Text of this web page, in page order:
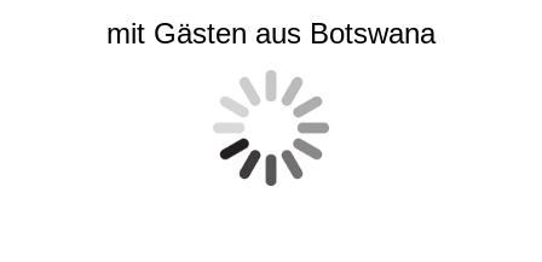
mit Gästen aus Botswana